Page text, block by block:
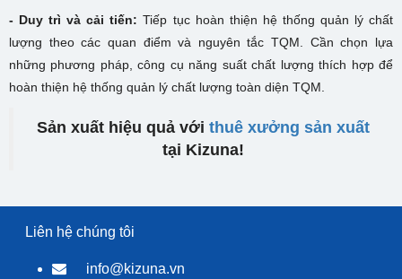
- Duy trì và cải tiến: Tiếp tục hoàn thiện hệ thống quản lý chất
lượng theo các quan điểm và nguyên tắc TQM. Cần chọn lựa
những phương pháp, công cụ năng suất chất lượng thích hợp để
hoàn thiện hệ thống quản lý chất lượng toàn diện TQM.
Sản xuất hiệu quả với thuê xưởng sản xuất
tại Kizuna!
Liên hệ chúng tôi
info@kizuna.vn